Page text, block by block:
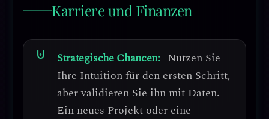
Karriere und Finanzen
Strategische Chancen: Nutzen Sie
Ihre Intuition für den ersten Schritt,
aber validieren Sie ihn mit Daten.
Ein neues Projekt oder eine